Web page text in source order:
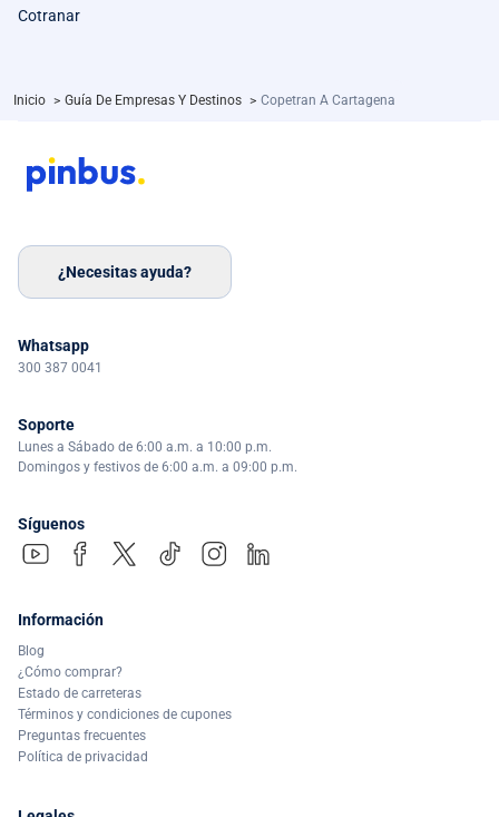
Cotranar
Inicio > Guía De Empresas Y Destinos > Copetran A Cartagena
¿Necesitas ayuda?
Whatsapp
300 387 0041
Soporte
Lunes a Sábado de 6:00 a.m. a 10:00 p.m.
Domingos y festivos de 6:00 a.m. a 09:00 p.m.
Síguenos
Información
Blog
¿Cómo comprar?
Estado de carreteras
Términos y condiciones de cupones
Preguntas frecuentes
Política de privacidad